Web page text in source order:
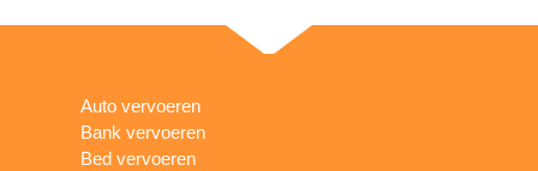
Auto vervoeren
Bank vervoeren
Bed vervoeren